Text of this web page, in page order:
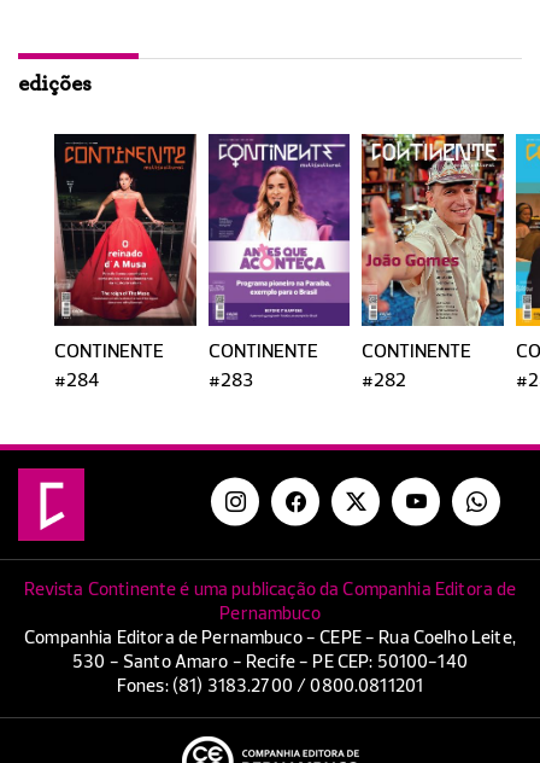
edições
CONTINENTE
#284
CONTINENTE
#283
CONTINENTE
#282
Revista Continente é uma publicação da Companhia Editora de
Pernambuco
Companhia Editora de Pernambuco - CEPE - Rua Coelho Leite,
530 - Santo Amaro - Recife - PE CEP: 50100-140
Fones: (81) 3183.2700 / 0800.0811201